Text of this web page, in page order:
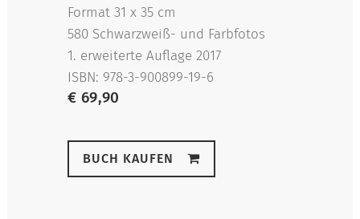
Format 31 x 35 cm
580 Schwarzweiß- und Farbfotos
1. erweiterte Auflage 2017
ISBN: 978-3-900899-19-6
€ 69,90
BUCH KAUFEN